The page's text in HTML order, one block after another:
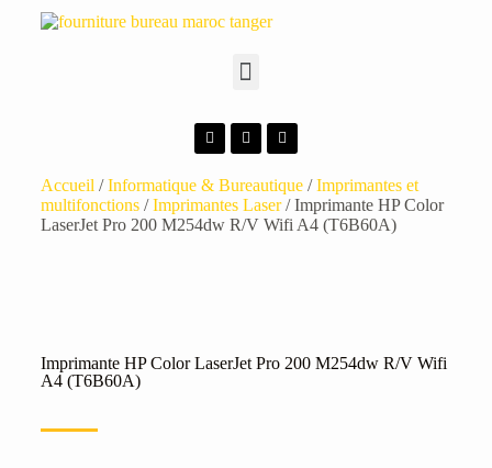
Accueil /Informatique & Bureautique/Imprimantes et
multifonctions/Imprimantes Laser/ Imprimante HP Color
LaserJet Pro 200 M254dw R/V Wifi A4 (T6B60A)
Imprimante HP Color LaserJet Pro 200 M254dw R/V Wifi
A4 (T6B60A)